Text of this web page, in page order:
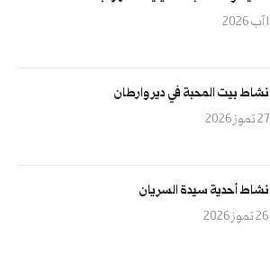
1 آب 2026
نشاط بيت المحبة في دير وارطان
27 تموز 2026
نشاط أحدية سيدة السريان
26 تموز 2026